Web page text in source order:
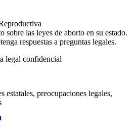
sobre las leyes de aborto en su estado.
respuestas a preguntas legales.
legal confidencial
estatales, preocupaciones legales,